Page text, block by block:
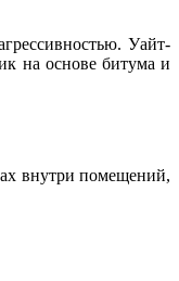
Уайт-
на основе битума и
внутри помещений,